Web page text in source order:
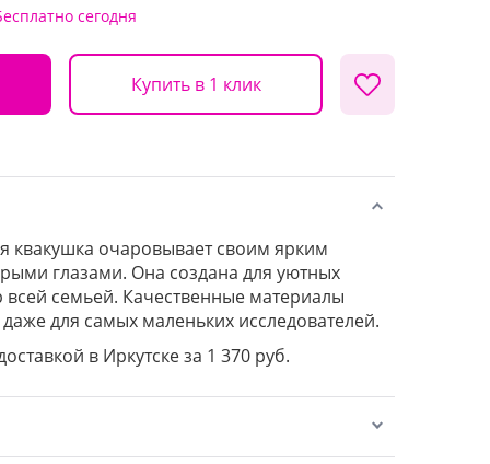
сегодня
Купить в 1 клик
квакушка очаровывает своим ярким
глазами. Она создана для уютных
всей семьей. Качественные материалы
для самых маленьких исследователей.
в Иркутске за 1 370 руб.